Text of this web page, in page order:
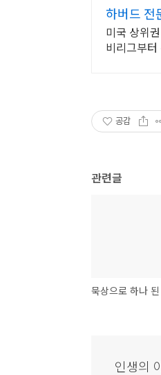
하버드 전
미국 상위
비리그부
공감
관련글
인생의